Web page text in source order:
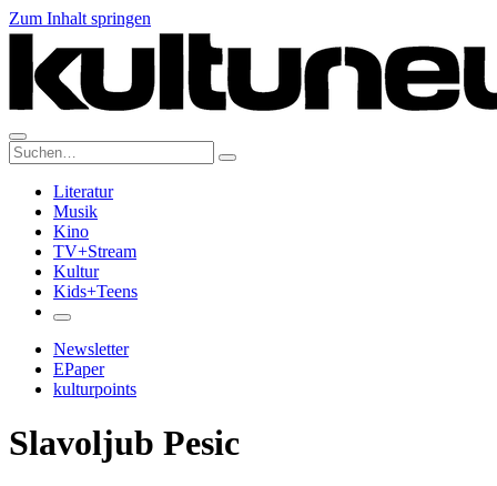
Zum Inhalt springen
Suche:
Literatur
Musik
Kino
TV+Stream
Kultur
Kids+Teens
Newsletter
EPaper
kulturpoints
Slavoljub Pesic